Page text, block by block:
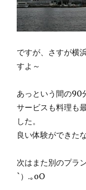
ですが、さすが横
すよ～
あっという間の90
サービスも料理も
した。
良い体験ができた
次はまた別のプラ
`）.｡oO